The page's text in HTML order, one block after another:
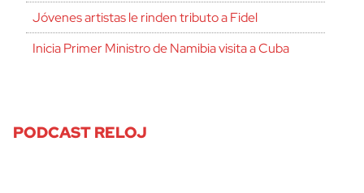
Jóvenes artistas le rinden tributo a Fidel
Inicia Primer Ministro de Namibia visita a Cuba
PODCAST RELOJ